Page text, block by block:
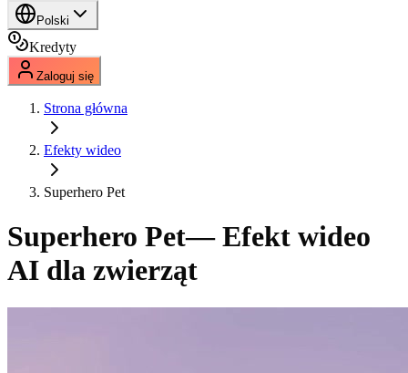
Polski
Kredyty
Zaloguj się
Strona główna
Efekty wideo
Superhero Pet
Superhero Pet— Efekt wideo
AI dla zwierząt